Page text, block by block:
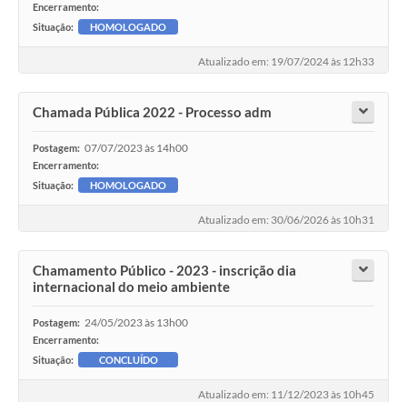
Encerramento:
Situação:
HOMOLOGADO
Atualizado em: 19/07/2024 às 12h33
Chamada Pública 2022 - Processo adm
Postagem: 07/07/2023 às 14h00
Encerramento:
Situação:
HOMOLOGADO
Atualizado em: 30/06/2026 às 10h31
Chamamento Público - 2023 - inscrição dia
internacional do meio ambiente
Postagem: 24/05/2023 às 13h00
Encerramento:
Situação:
CONCLUÍDO
Atualizado em: 11/12/2023 às 10h45